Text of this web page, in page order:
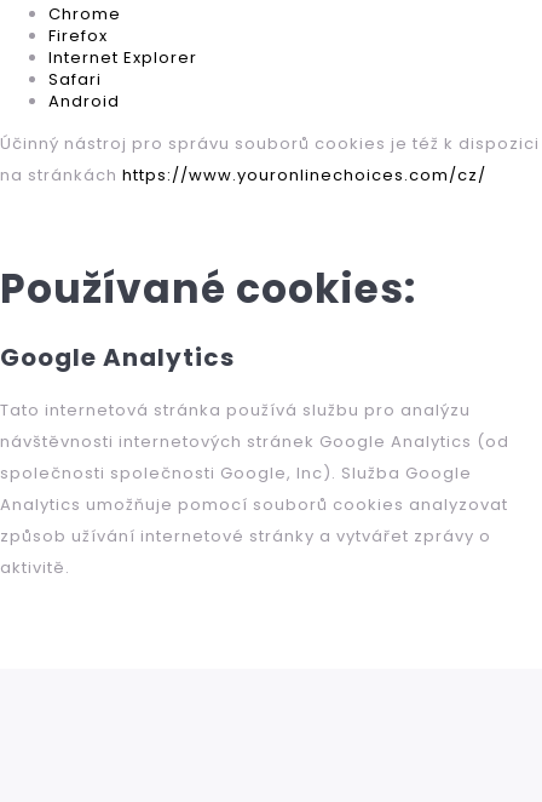
Chrome
Firefox
Internet Explorer
Safari
Android
Účinný nástroj pro správu souborů cookies je též k dispozici
na stránkách https://www.youronlinechoices.com/cz/
Používané cookies:
Google Analytics
Tato internetová stránka používá službu pro analýzu
návštěvnosti internetových stránek Google Analytics (od
společnosti společnosti Google, Inc). Služba Google
Analytics umožňuje pomocí souborů cookies analyzovat
způsob užívání internetové stránky a vytvářet zprávy o
aktivitě.